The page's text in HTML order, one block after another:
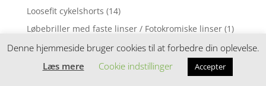
Loosefit cykelshorts (14)
Løbebriller med faste linser / Fotokromiske linser (1)
Løbebriller med styrke (2)
Løbecykel (31)
Denne hjemmeside bruger cookies til at forbedre din oplevelse.
Læs mere
Cookie indstillinger Accepter